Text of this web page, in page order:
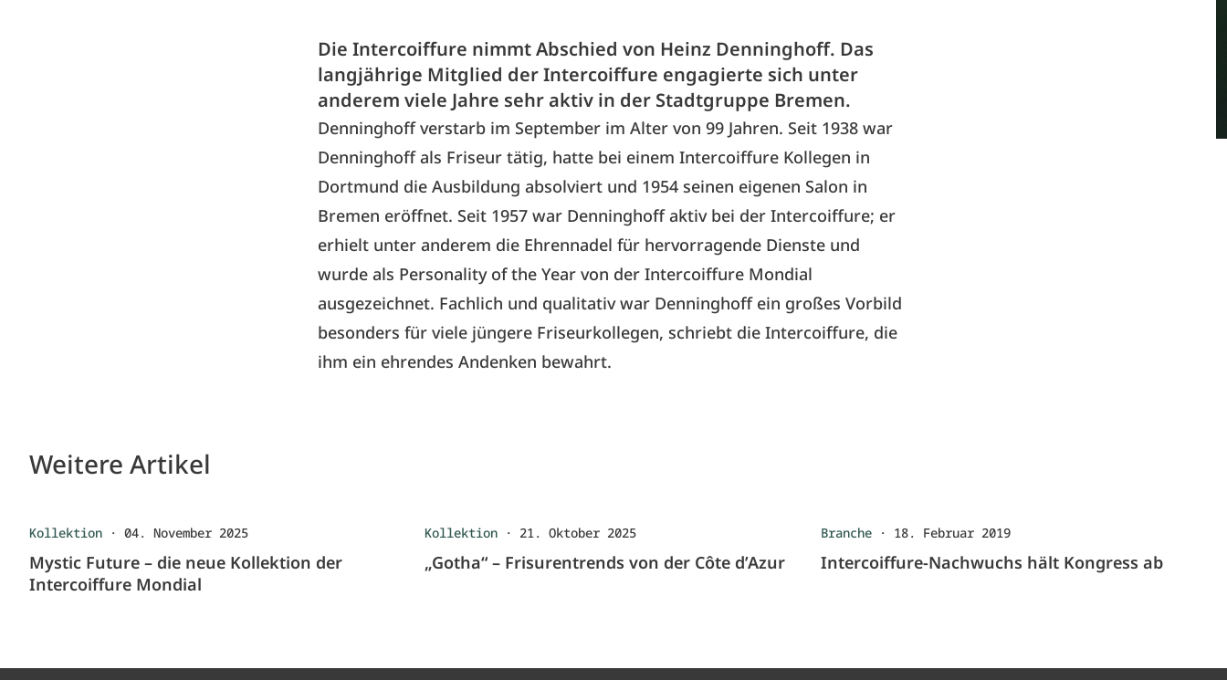
Die Intercoiffure nimmt Abschied von Heinz Denninghoff. Das
langjährige Mitglied der Intercoiffure engagierte sich unter
anderem viele Jahre sehr aktiv in der Stadtgruppe Bremen.
Denninghoff verstarb im September im Alter von 99 Jahren. Seit 1938 war
Denninghoff als Friseur tätig, hatte bei einem Intercoiffure Kollegen in
Dortmund die Ausbildung absolviert und 1954 seinen eigenen Salon in
Bremen eröffnet. Seit 1957 war Denninghoff aktiv bei der Intercoiffure; er
erhielt unter anderem die Ehrennadel für hervorragende Dienste und
wurde als Personality of the Year von der Intercoiffure Mondial
ausgezeichnet. Fachlich und qualitativ war Denninghoff ein großes Vorbild
besonders für viele jüngere Friseurkollegen, schriebt die Intercoiffure, die
ihm ein ehrendes Andenken bewahrt.
Weitere Artikel
Kollektion · 04. November 2025
Mystic Future – die neue Kollektion der
Intercoiffure Mondial
Kollektion · 21. Oktober 2025
„Gotha“ – Frisurentrends von der Côte d’Azur
Branche· 18. Februar 2019
Intercoiffure-Nachwuchs hält Kongress ab